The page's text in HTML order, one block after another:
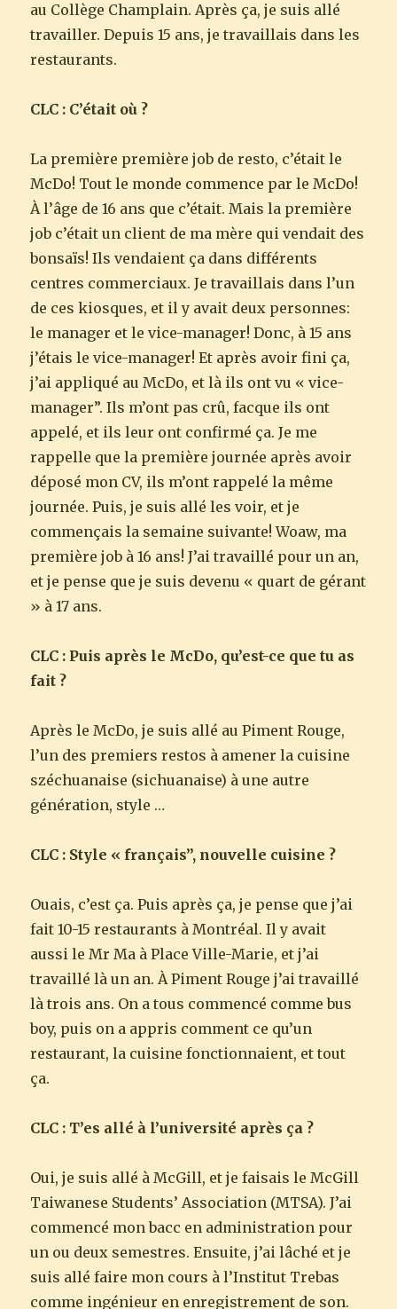
au Collège Champlain. Après ça, je suis allé
travailler. Depuis 15 ans, je travaillais dans les
restaurants.
CLC : C’était où ?
La première première job de resto, c’était le
McDo! Tout le monde commence par le McDo!
À l’âge de 16 ans que c’était. Mais la première
job c’était un client de ma mère qui vendait des
bonsaïs! Ils vendaient ça dans différents
centres commerciaux. Je travaillais dans l’un
de ces kiosques, et il y avait deux personnes:
le manager et le vice-manager! Donc, à 15 ans
j’étais le vice-manager! Et après avoir fini ça,
j’ai appliqué au McDo, et là ils ont vu « vice-
manager”. Ils m’ont pas crû, facque ils ont
appelé, et ils leur ont confirmé ça. Je me
rappelle que la première journée après avoir
déposé mon CV, ils m’ont rappelé la même
journée. Puis, je suis allé les voir, et je
commençais la semaine suivante! Woaw, ma
première job à 16 ans! J’ai travaillé pour un an,
et je pense que je suis devenu « quart de gérant
» à 17 ans.
CLC : Puis après le McDo, qu’est-ce que tu as
fait ?
Après le McDo, je suis allé au Piment Rouge,
l’un des premiers restos à amener la cuisine
széchuanaise (sichuanaise) à une autre
génération, style …
CLC : Style « français”, nouvelle cuisine ?
Ouais, c’est ça. Puis après ça, je pense que j’ai
fait 10-15 restaurants à Montréal. Il y avait
aussi le Mr Ma à Place Ville-Marie, et j’ai
travaillé là un an. À Piment Rouge j’ai travaillé
là trois ans. On a tous commencé comme bus
boy, puis on a appris comment ce qu’un
restaurant, la cuisine fonctionnaient, et tout
ça.
CLC : T’es allé à l’université après ça ?
Oui, je suis allé à McGill, et je faisais le McGill
Taiwanese Students’ Association (MTSA). J’ai
commencé mon bacc en administration pour
un ou deux semestres. Ensuite, j’ai lâché et je
suis allé faire mon cours à l’Institut Trebas
comme ingénieur en enregistrement de son.